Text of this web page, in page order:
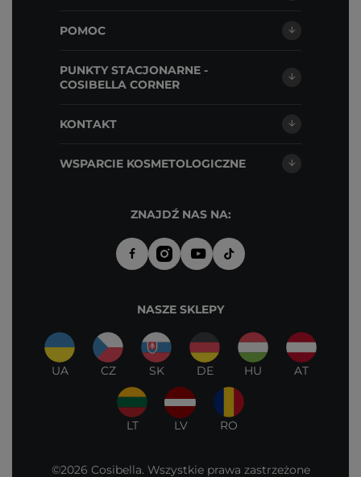
POMOC
PUNKTY STACJONARNE -
COSIBELLA CORNER
KONTAKT
WSPARCIE KOSMETOLOGICZNE
ZNAJDŹ NAS NA:
NASZE SKLEPY
UA CZ SK DE HU AT
LT LV RO
©2026 Cosibella. Wszystkie prawa zastrzeżone